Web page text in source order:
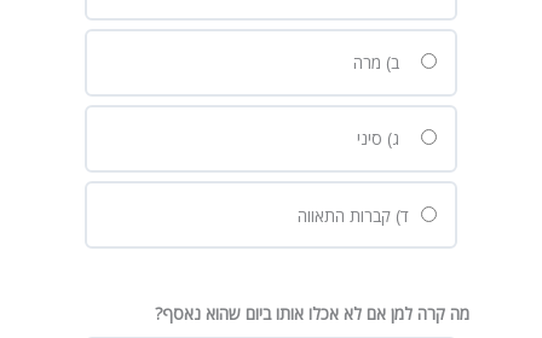
ב) מרה
ג) סיני
ד) קברות התאווה
מה קרה למן אם לא אכלו אותו ביום שהוא נאסף?